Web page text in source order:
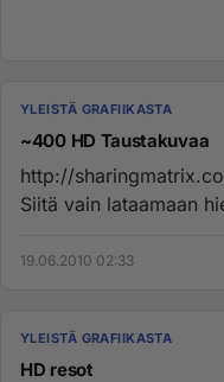
YLEISTÄ GRAFIIKASTA
~400 HD Taustakuvaa
http://
Siitä vain lataamaan
19.06.2010 02:33
YLEISTÄ GRAFIIKASTA
HD resot